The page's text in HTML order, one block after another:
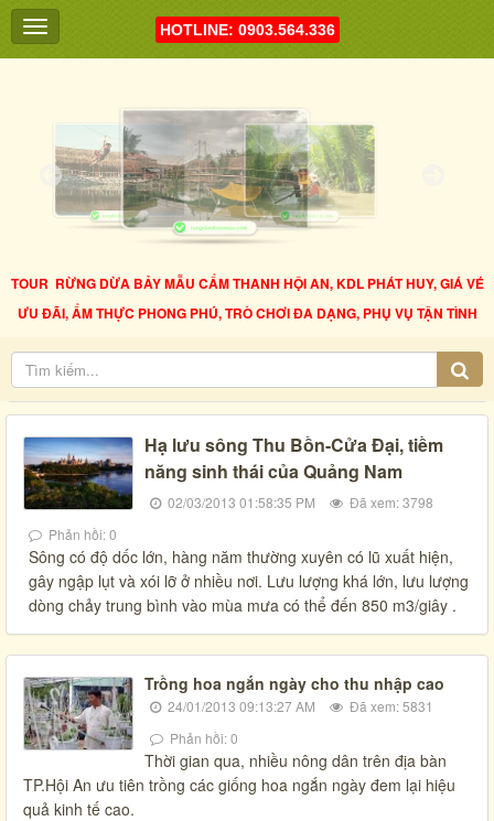
HOTLINE: 0903.564.336
TOUR RỪNG DỪA BẢY MẪU CẨM THANH HỘI AN, KDL PHÁT HUY, GIÁ VÉ
ƯU ĐÃI, ẨM THỰC PHONG PHÚ, TRÒ CHƠI ĐA DẠNG, PHỤ VỤ TẬN TÌNH
Hạ lưu sông Thu Bồn-Cửa Đại, tiềm
năng sinh thái của Quảng Nam
02/03/2013 01:58:35 PM
Đã xem: 3798
Phản hồi: 0
Sông có độ dốc lớn, hàng năm thường xuyên có lũ xuất hiện,
gây ngập lụt và xói lỡ ở nhiều nơi. Lưu lượng khá lớn, lưu lượng
dòng chảy trung bình vào mùa mưa có thể đến 850 m3/giây .
Trồng hoa ngắn ngày cho thu nhập cao
24/01/2013 09:13:27 AM
Đã xem: 5831
Phản hồi: 0
Thời gian qua, nhiều nông dân trên địa bàn
TP.Hội An ưu tiên trồng các giống hoa ngắn ngày đem lại hiệu
quả kinh tế cao.